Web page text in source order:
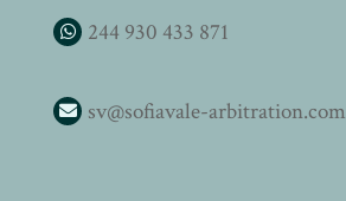
244 930 433 871
sv@sofiavale-arbitration.com